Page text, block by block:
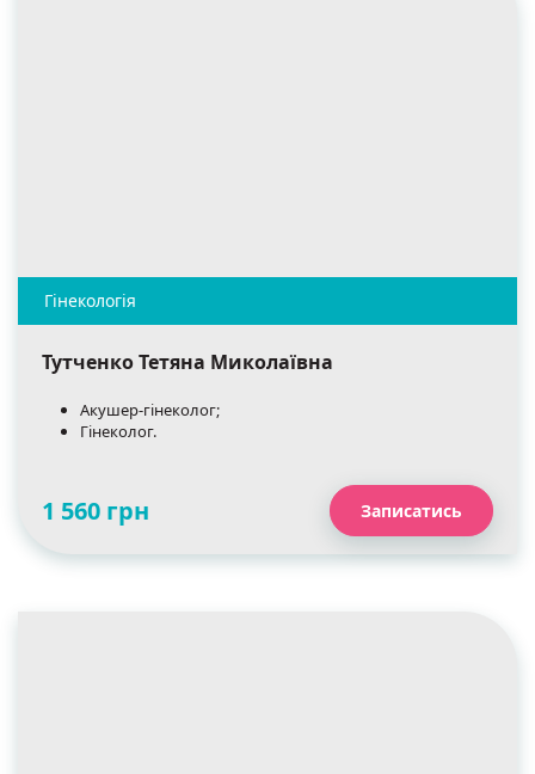
Тутченко Тетяна Миколаївна
Акушер-гінеколог;
Гінеколог.
1 560 грн Записатись